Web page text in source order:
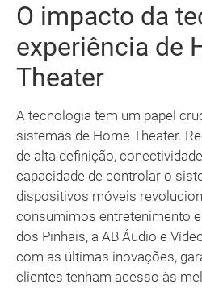
O impacto da
experiência de
Theater
A tecnologia tem um papel
sistemas de Home Theater.
de alta definição,
capacidade de controlar o
dispositivos móveis
consumimos entretenimento
dos Pinhais, a AB Áudio e
com as últimas inovações,
clientes tenham acesso às